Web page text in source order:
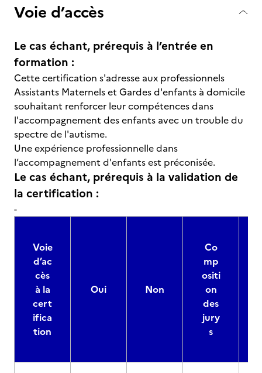
Voie d’accès
Le cas échant, prérequis à l’entrée en
formation :
Cette certification s'adresse aux professionnels
Assistants Maternels et Gardes d'enfants à domicile
souhaitant renforcer leur compétences dans
l'accompagnement des enfants avec un trouble du
spectre de l'autisme.
Une expérience professionnelle dans
l’accompagnement d'enfants est préconisée.
Le cas échant, prérequis à la validation de
la certification :
-
Voie
d’ac
cès
à la
cert
ifica
tion
Oui Non
Co
mp
ositi
on
des
jury
s